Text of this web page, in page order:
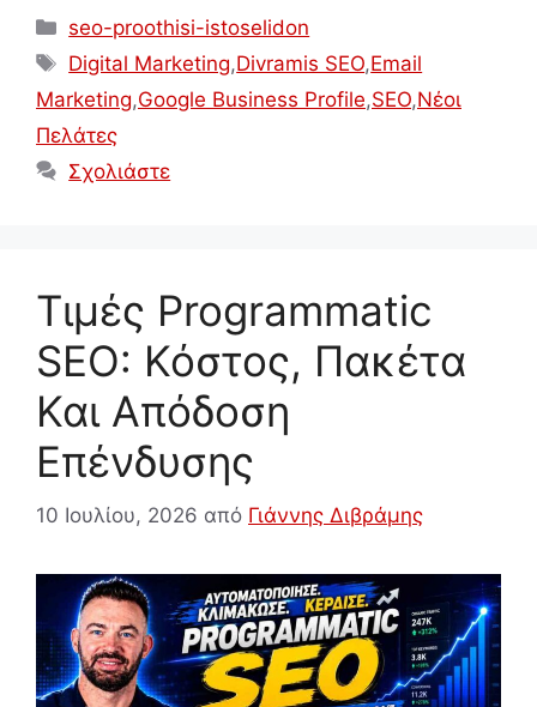
Κατηγορίες
seo-proothisi-istoselidon
Ετικέτες
Digital Marketing,Divramis SEO,Email
Marketing,Google Business Profile,SEO,Νέοι
Πελάτες
Σχολιάστε
Τιμές Programmatic
SEO: Κόστος, Πακέτα
Και Απόδοση
Επένδυσης
10 Ιουλίου, 2026 από Γιάννης Διβράμης